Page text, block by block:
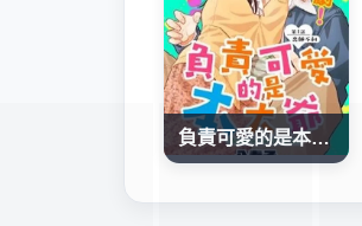
負責可愛的是本大爺